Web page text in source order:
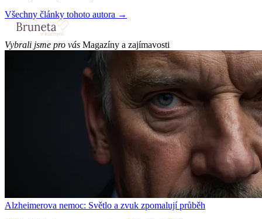
Všechny články tohoto autora →
Vybrali jsme pro vás Magazíny a zajímavosti
Alzheimerova nemoc: Světlo a zvuk zpomalují průběh